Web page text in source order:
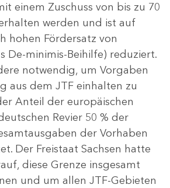
einem Zuschuss von bis zu 70
werden und ist auf
hohen Fördersatz von
De-minimis-Beihilfe) reduziert.
notwendig, um Vorgaben
aus dem JTF einhalten zu
Anteil der europäischen
Revier 50 % der
der Vorhaben
Der Freistaat Sachsen hatte
diese Grenze insgesamt
und um allen JTF-Gebieten